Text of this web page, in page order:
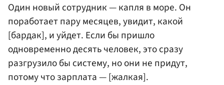
Один новый сотрудник — капля в море. Он
поработает пару месяцев, увидит, какой
[бардак], и уйдет. Если бы пришло
одновременно десять человек, это сразу
разгрузило бы систему, но они не придут,
потому что зарплата — [жалкая].